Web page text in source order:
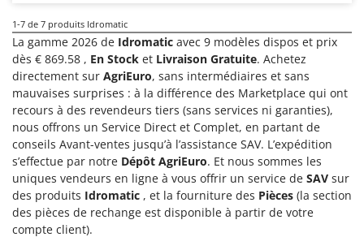
Tarières
Tondeuses à Gazon
Tondeuses autoportées
Tondeuses débroussailleuses thermiques
Trancheuses
Trancheuses de sol
Transpalettes
Treuils de débardage
Tronçonneuses
Komo
L
Laica
Lampacrescia - MGM
Landxcape
LAR Casalinghi
Lavor
Linea VZ
Lisam
Lotusgrill
1-7 de 7 produits Idromatic
La gamme 2026 de Idromatic avec 9 modèles dispos et prix
dès € 869.58 , En Stock et Livraison Gratuite. Achetez
directement sur AgriEuro, sans intermédiaires et sans
mauvaises surprises : à la différence des Marketplace qui ont
recours à des revendeurs tiers (sans services ni garanties),
nous offrons un Service Direct et Complet, en partant de
conseils Avant-ventes jusqu’à l’assistance SAV. L’expédition
s’effectue par notre Dépôt AgriEuro. Et nous sommes les
uniques vendeurs en ligne à vous offrir un service de SAV sur
des produits Idromatic , et la fourniture des Pièces (la section
des pièces de rechange est disponible à partir de votre
compte client).